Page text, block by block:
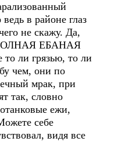
в районе глаз
не скажу. Да,
ПОЛНАЯ ЕБАНАЯ
ли грязью, то ли
чем, они по
мрак, при
так, словно
ежи,
себе
видя все